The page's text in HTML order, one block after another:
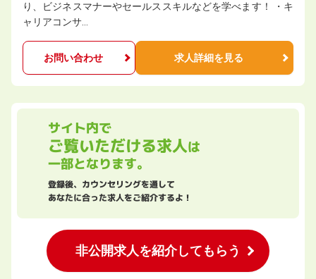
り、ビジネスマナーやセールススキルなどを学べます！ ・キ
ャリアコンサ…
お問い合わせ 求人詳細を見る
サイト内で
ご覧いただける求人は
一部となります。
登録後、カウンセリングを通して
あなたに合った求人をご紹介するよ！
非公開求人を紹介してもらう